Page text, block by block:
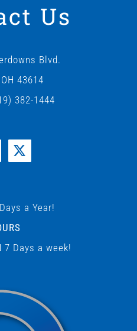
Us
Blvd.
43614
382-1444
a Year!
7 Days a week!